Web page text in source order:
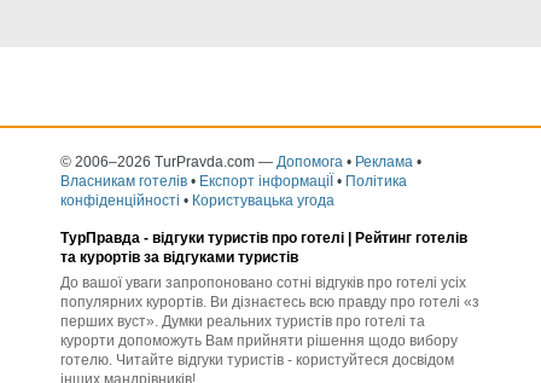
© 2006–2026 TurPravda.com — Допомога • Реклама •
Власникам готелів • Експорт інформаціЇ • Політика
конфіденційності • Користувацька угода
ТурПравда - відгуки туристів про готелі | Рейтинг готелів
та курортів за відгуками туристів
До вашої уваги запропоновано сотні відгуків про готелі усіх
популярних курортів. Ви дізнаєтесь всю правду про готелі «з
перших вуст». Думки реальних туристів про готелі та
курорти допоможуть Вам прийняти рішення щодо вибору
готелю. Читайте відгуки туристів - користуйтеся досвідом